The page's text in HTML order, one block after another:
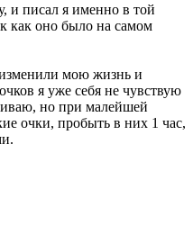
и писал я именно в той
как оно было на самом
мою жизнь и
я уже себя не чувствую
но при малейшей
очки, пробыть в них 1 час,